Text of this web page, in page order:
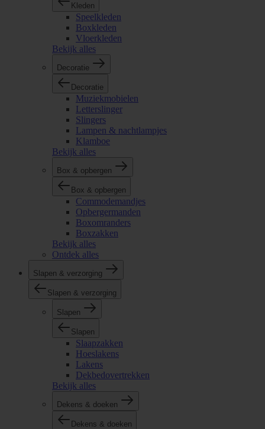
Kleden
Speelkleden
Boxkleden
Vloerkleden
Bekijk alles
Decoratie
Decoratie
Muziekmobielen
Letterslinger
Slingers
Lampen & nachtlampjes
Klamboe
Bekijk alles
Box & opbergen
Box & opbergen
Commodemandjes
Opbergermanden
Boxomranders
Boxzakken
Bekijk alles
Ontdek alles
Slapen & verzorging
Slapen & verzorging
Slapen
Slapen
Slaapzakken
Hoeslakens
Lakens
Dekbedovertrekken
Bekijk alles
Dekens & doeken
Dekens & doeken